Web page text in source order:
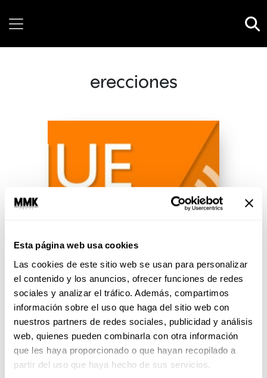
Esta página web usa cookies
Las cookies de este sitio web se usan para personalizar
el contenido y los anuncios, ofrecer funciones de redes
sociales y analizar el tráfico. Además, compartimos
información sobre el uso que haga del sitio web con
nuestros partners de redes sociales, publicidad y análisis
web, quienes pueden combinarla con otra información
que les haya proporcionado o que hayan recopilado a
partir del uso que haya hecho de sus servicios.
erecciones
Jueves 01 de mayo de 2014
Cómo manejar las crisis ¿Cómo
ayudarlo a mantener una
erección? Los triángulos
amorosos desde los niños